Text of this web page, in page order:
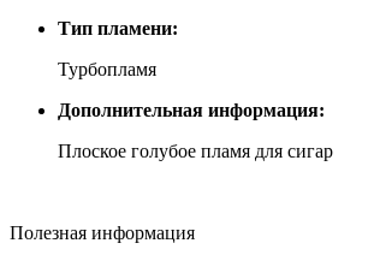
Тип пламени:
Турбопламя
Дополнительная информация:
Плоское голубое пламя для сигар
Полезная информация